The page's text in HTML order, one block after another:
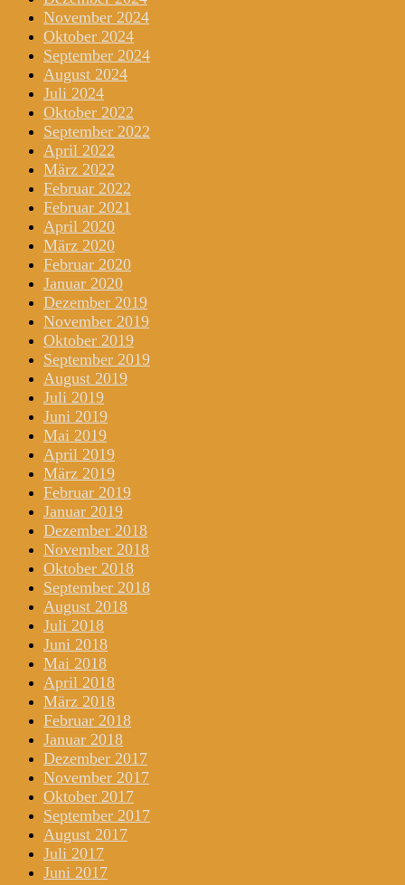
November 2024
Oktober 2024
September 2024
August 2024
Juli 2024
Oktober 2022
September 2022
April 2022
März 2022
Februar 2022
Februar 2021
April 2020
März 2020
Februar 2020
Januar 2020
Dezember 2019
November 2019
Oktober 2019
September 2019
August 2019
Juli 2019
Juni 2019
Mai 2019
April 2019
März 2019
Februar 2019
Januar 2019
Dezember 2018
November 2018
Oktober 2018
September 2018
August 2018
Juli 2018
Juni 2018
Mai 2018
April 2018
März 2018
Februar 2018
Januar 2018
Dezember 2017
November 2017
Oktober 2017
September 2017
August 2017
Juli 2017
Juni 2017